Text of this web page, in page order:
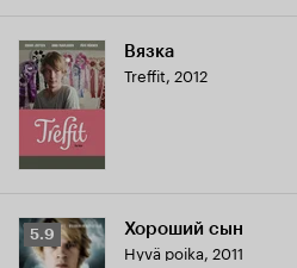
Вязка
Treffit, 2012
Рейтинг
Кинопоиска
5.9 Хороший сын
Hyvä poika, 2011